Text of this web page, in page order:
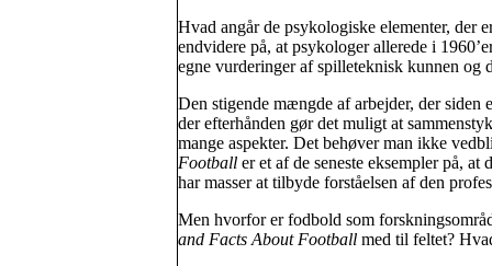
Hvad angår de psykologiske elementer, der
endvidere på, at psykologer allerede i
egne vurderinger af spilleteknisk kunnen og
Den stigende mængde af arbejder, der siden
der efterhånden gør det muligt at
mange aspekter. Det behøver man ikke
Football er et af de seneste eksempler på,
har masser at tilbyde forståelsen af den
Men hvorfor er fodbold som
and Facts About Football med til feltet?